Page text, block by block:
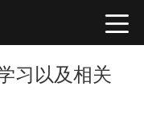
习以及相关